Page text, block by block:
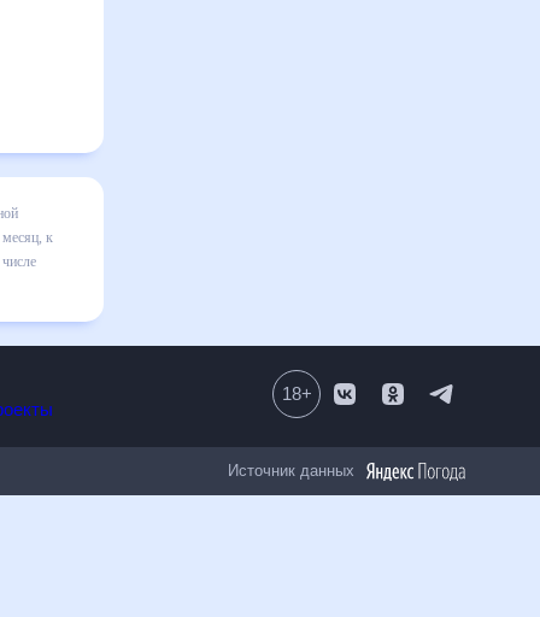
в
18+
Источник данных